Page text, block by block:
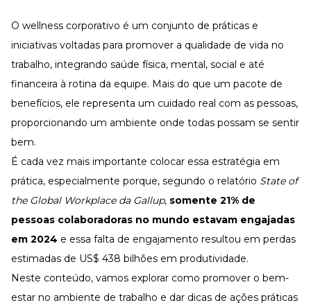
Recursos Humanos
Fortaleça a cultura organizacional
Treinamento de Produto
Desenvolva a sua equipe
Materiais Gratuitos
Todos os Materiais Gratuitos
Confira nossos materiais
E-book
Ferramentas e Templates
Para agilizar o seu trabalho
Conteúdo prático e rápido
O wellness corporativo é um conjunto de práticas e
iniciativas voltadas para promover a qualidade de vida no
trabalho, integrando saúde física, mental, social e até
financeira à rotina da equipe. Mais do que um pacote de
benefícios, ele representa um cuidado real com as pessoas,
proporcionando um ambiente onde todas possam se sentir
bem.
É cada vez mais importante colocar essa estratégia em
prática, especialmente porque, segundo o relatório State of
the Global Workplace da Gallup, somente 21% de
pessoas colaboradoras no mundo estavam engajadas
em 2024 e essa falta de engajamento resultou em perdas
estimadas de US$ 438 bilhões em produtividade.
Neste conteúdo, vamos explorar como promover o bem-
estar no ambiente de trabalho e dar dicas de ações práticas